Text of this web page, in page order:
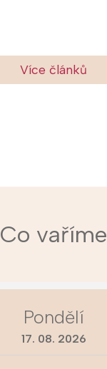
Více článků
Co vaříme
Pondělí
17. 08. 2026